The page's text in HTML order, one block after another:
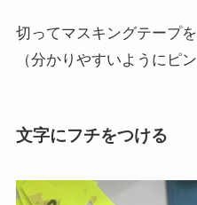
切ってマスキングテープ
（分かりやすいようにピ
文字にフチをつける